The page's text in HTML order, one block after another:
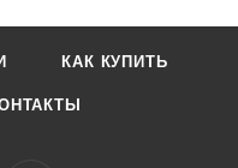
КАК КУПИТЬ